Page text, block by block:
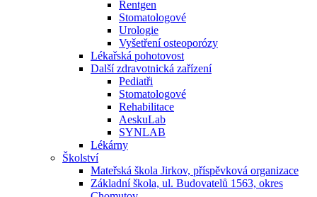
Rentgen
Stomatologové
Urologie
Vyšetření osteoporózy
Lékařská pohotovost
Další zdravotnická zařízení
Pediatři
Stomatologové
Rehabilitace
AeskuLab
SYNLAB
Lékárny
Školství
Mateřská škola Jirkov, příspěvková organizace
Základní škola, ul. Budovatelů 1563, okres